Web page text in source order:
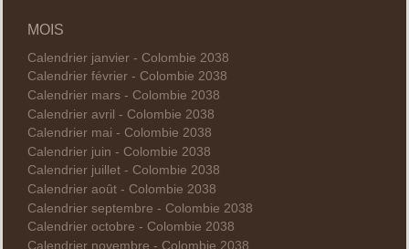
MOIS
Calendrier janvier - Colombie 2038
Calendrier février - Colombie 2038
Calendrier mars - Colombie 2038
Calendrier avril - Colombie 2038
Calendrier mai - Colombie 2038
Calendrier juin - Colombie 2038
Calendrier juillet - Colombie 2038
Calendrier août - Colombie 2038
Calendrier septembre - Colombie 2038
Calendrier octobre - Colombie 2038
Calendrier novembre - Colombie 2038